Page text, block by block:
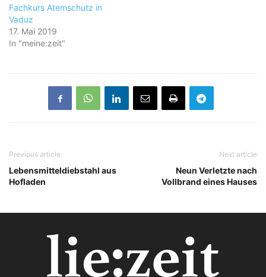
Fachkurs Atemschutz in
Vaduz
17. Mai 2019
In "meine:zeit"
Previous article
Lebensmitteldiebstahl aus
Hofladen
Next article
Neun Verletzte nach
Vollbrand eines Hauses